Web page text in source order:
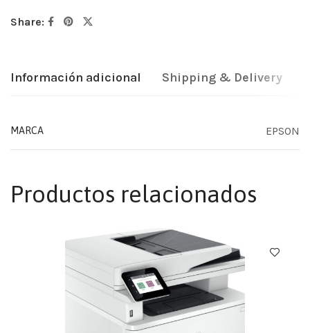
Share:
Información adicional Shipping & Delivery
MARCA EPSON
Productos relacionados